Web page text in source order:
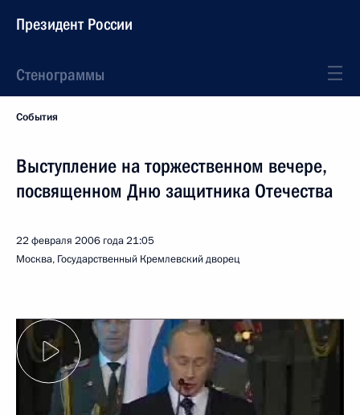
Президент России
Стенограммы
События
Выступление на торжественном вечере,
посвященном Дню защитника Отечества
22 февраля 2006 года21:05
Москва, Государственный Кремлевский дворец